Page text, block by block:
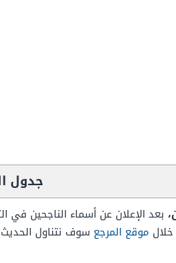
جدول
بعد الإعلان عن أسماء الناجحين في
موقع المرجع سوف نتناول